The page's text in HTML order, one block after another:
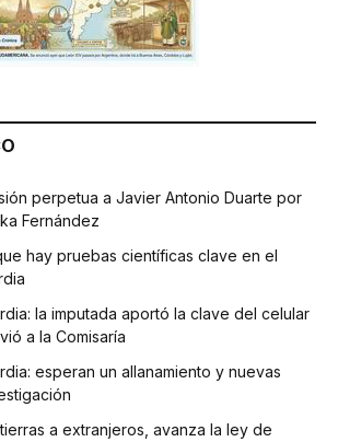
perpetua a Javier Antonio Duarte por
Fernández
hay pruebas científicas clave en el
la imputada aportó la clave del celular
a la Comisaría
esperan un allanamiento y nuevas
a extranjeros, avanza la ley de